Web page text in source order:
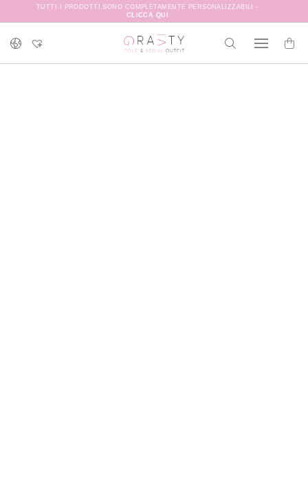
TUTTI I PRODOTTI SONO COMPLETAMENTE PERSONALIZZABILI -
CLICCA QUI